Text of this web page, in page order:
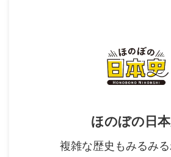
ほのぼの日
複雑な歴史もみるみる